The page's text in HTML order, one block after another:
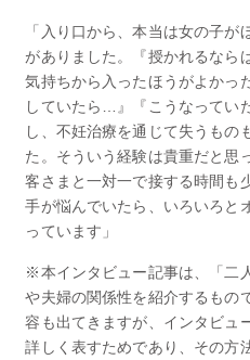
「入り口から、本当は女の子
がありました。『授かれるなら
気持ちから入ったほうがよかっ
していたら…』『こうなってい
し、不妊治療を通じて失うもの
た。そういう経験は貴重だと思
客さまと一対一で接する時間も
手が悩んでいたら、いろいろと
っています」
※本インタビュー記事は、「二
や夫婦の関係性を紹介するもの
容も出てきますが、インタビュ
詳しく表すためであり、その方